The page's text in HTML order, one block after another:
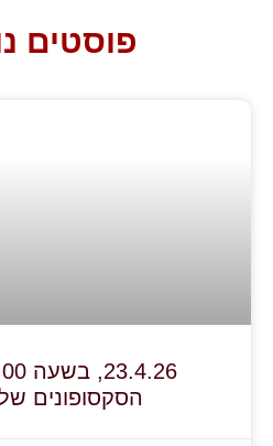
פוסטים
הסקסופונים